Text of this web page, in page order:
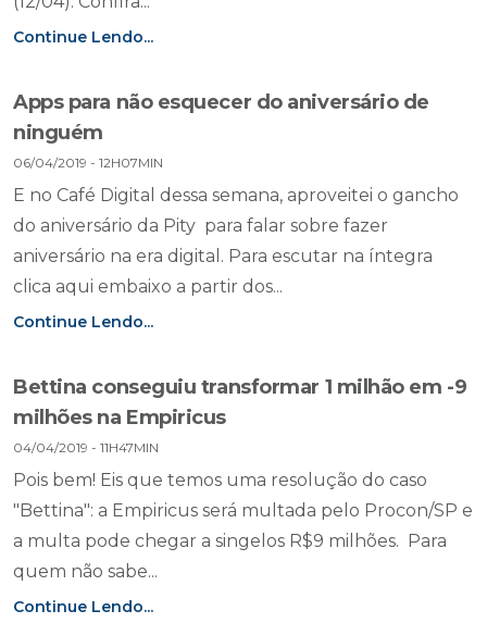
Continue Lendo...
Apps para não esquecer do aniversário de
ninguém
06/04/2019 - 12H07MIN
E no Café Digital dessa semana, aproveitei o gancho
do aniversário da Pity para falar sobre fazer
aniversário na era digital. Para escutar na íntegra
clica aqui embaixo a partir dos...
Continue Lendo...
Bettina conseguiu transformar 1 milhão em -9
milhões na Empiricus
04/04/2019 - 11H47MIN
Pois bem! Eis que temos uma resolução do caso
"Bettina": a Empiricus será multada pelo Procon/SP e
a multa pode chegar a singelos R$9 milhões. Para
quem não sabe...
Continue Lendo...